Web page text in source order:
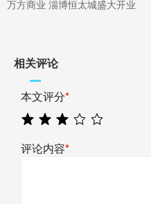
万方商业 淄博恒太城盛大开业
相关评论
本文评分*
评论内容*